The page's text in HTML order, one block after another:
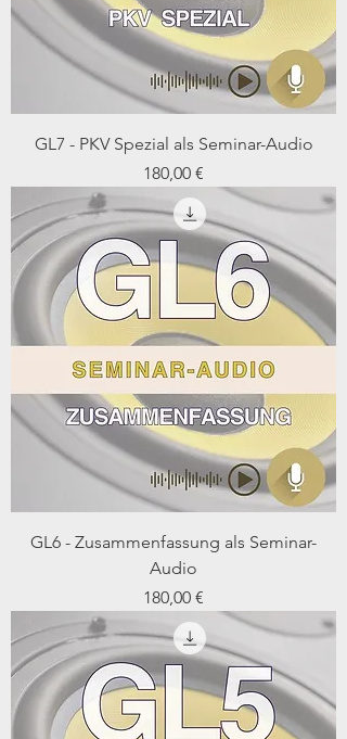
GL7 - PKV Spezial als Seminar-Audio
Preis
180,00 €
GL6 - Zusammenfassung als Seminar-
Audio
Preis
180,00 €